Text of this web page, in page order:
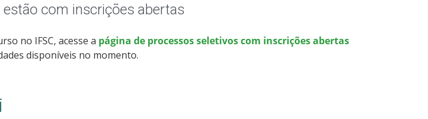
com inscrições abertas
no IFSC, acesse a página de processos seletivos com inscrições abertas
disponíveis no momento.